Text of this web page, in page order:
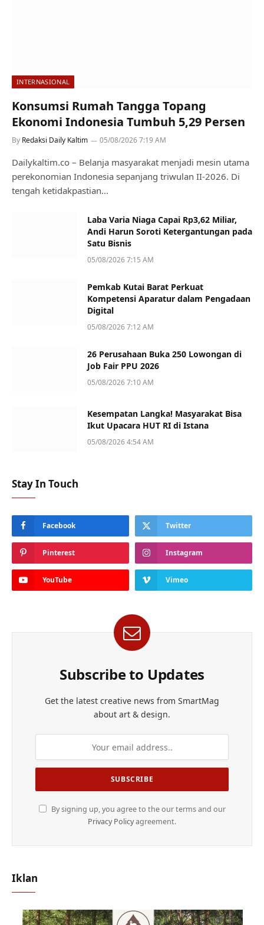
INTERNASIONAL
Konsumsi Rumah Tangga Topang
Ekonomi Indonesia Tumbuh 5,29 Persen
By Redaksi Daily Kaltim 05/08/2026 7:19 AM
Dailykaltim.co – Belanja masyarakat menjadi mesin utama
perekonomian Indonesia sepanjang triwulan II-2026. Di
tengah ketidakpastian…
Laba Varia Niaga Capai Rp3,62 Miliar,
Andi Harun Soroti Ketergantungan pada
Satu Bisnis
05/08/2026 7:15 AM
Pemkab Kutai Barat Perkuat
Kompetensi Aparatur dalam Pengadaan
Digital
05/08/2026 7:12 AM
26 Perusahaan Buka 250 Lowongan di
Job Fair PPU 2026
05/08/2026 7:10 AM
Kesempatan Langka! Masyarakat Bisa
Ikut Upacara HUT RI di Istana
05/08/2026 4:54 AM
Stay In Touch
Facebook Twitter
Pinterest Instagram
YouTube Vimeo
Subscribe to Updates
Get the latest creative news from SmartMag
about art & design.
By signing up, you agree to the our terms and our
Privacy Policyagreement.
Iklan